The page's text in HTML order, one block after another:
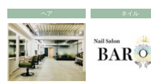
ヘア ネイル